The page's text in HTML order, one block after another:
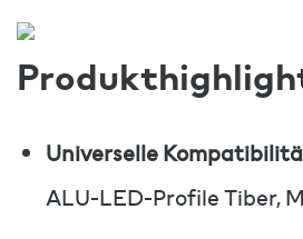
Universelle
ALU-LED-Profile Tiber,